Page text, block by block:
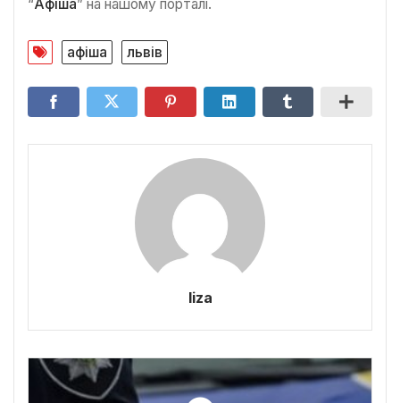
“Афіша” на нашому порталі.
афіша львів
liza